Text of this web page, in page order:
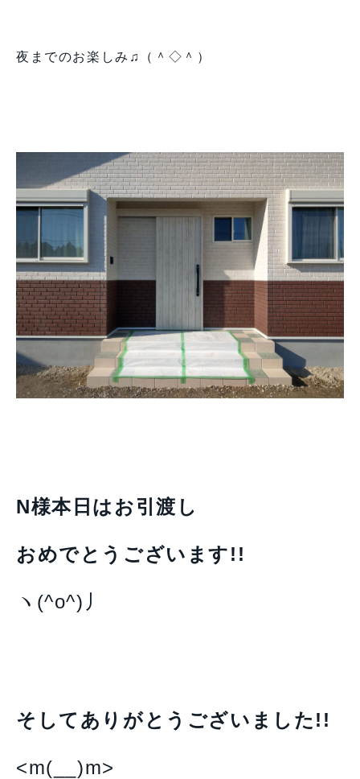
夜までのお楽しみ♫（＾◇＾）
N様本日はお引渡し
おめでとうございます!!
ヽ(^o^)丿
そしてありがとう ございました!!
<m(__)m>